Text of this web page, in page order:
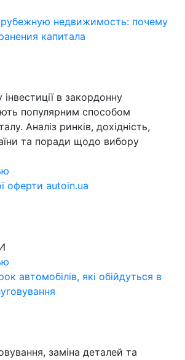
недвижимость: почему
капитала
в закордонну
популярним способом
Аналіз ринків, дохідність,
та поради щодо вибору
оферти autoin.ua
автомобілів, які обійдуться в
заміна деталей та